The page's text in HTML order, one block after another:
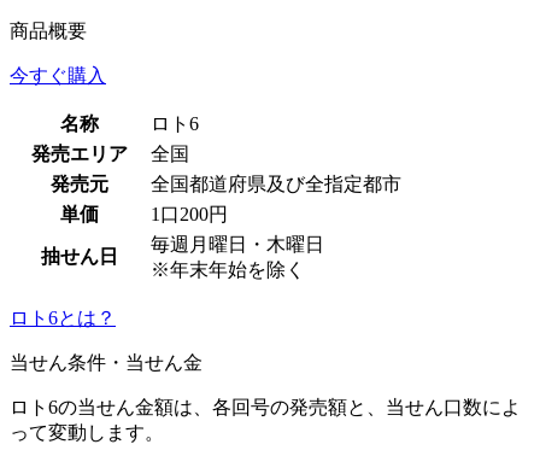
商品概要
今すぐ購入
名称
ロト6
発売エリア
全国
発売元
全国都道府県及び全指定都市
単価
1口200円
抽せん日
毎週月曜日・木曜日
※年末年始を除く
ロト6とは？
当せん条件・当せん金
ロト6の当せん金額は、各回号の発売額と、当せん口数によ
って変動します。